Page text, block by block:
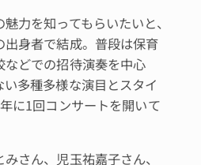
力を知ってもらいたいと、
身者で結成。普段は保育
どでの招待演奏を中心
多種多様な演目とスタイ
に1回コンサートを開いて
さん、児玉祐嘉子さん、